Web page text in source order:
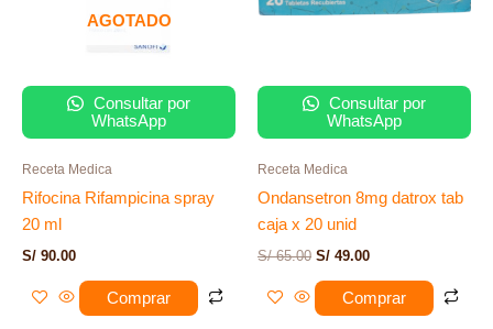
AGOTADO
Consultar por
WhatsApp
Receta Medica
Rifocina Rifampicina spray
20 ml
S/ 90.00
Comprar
Consultar por
WhatsApp
Receta Medica
Ondansetron 8mg datrox tab
caja x 20 unid
S/65.00 S/ 49.00
Comprar